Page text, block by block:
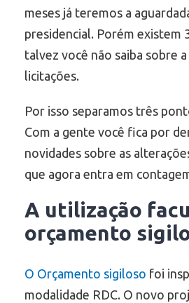
meses já teremos a
presidencial. Porém existem
talvez você não saiba sobre
licitações.
Por isso separamos três
Com a gente você fica por
novidades sobre as
que agora entra em
A utilização
orçamento
O Orçamento sigiloso foi
modalidade RDC. O novo